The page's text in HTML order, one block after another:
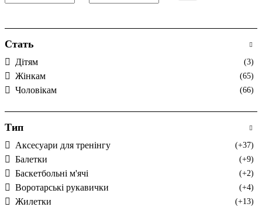
Стать
Дітям (3)
Жінкам (65)
Чоловікам (66)
Тип
Аксесуари для тренінгу (+37)
Балетки (+9)
Баскетбольні м'ячі (+2)
Воротарські рукавички (+4)
Жилетки (+13)